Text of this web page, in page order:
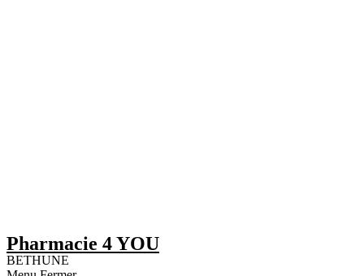
Pharmacie 4 YOU
BETHUNE